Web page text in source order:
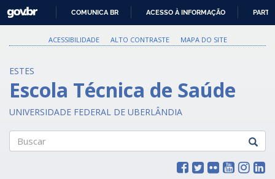
PARA
O
GOVBR
COMUNICA BR ACESSO À INFORMAÇÃO
ACESSIBILIDADE ALTO CONTRASTE MAPA DO SITE
ESTES
Escola Técnica de Saúde
UNIVERSIDADE FEDERAL DE UBERLÂNDIA